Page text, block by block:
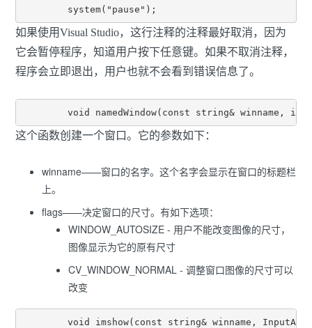
	system("pause");
如果使用Visual Studio，这行注释的注释最好取消，因为
它会暂停程序，知道用户按下任意键。如果不取消注释，
程序会立即退出，用户也就不会看到错误信息了。
void namedWindow(const string& winname,
这个函数创建一个窗口。它的参数如下：
winname——窗口的名字。这个名字会显示在窗口的标题栏
上。
flags——决定窗口的尺寸。有如下选项：
WINDOW_AUTOSIZE - 用户不能改变图像的尺寸，
图像显示为它的原有尺寸
CV_WINDOW_NORMAL - 调整窗口图像的尺寸可以
改变
void imshow(const string& winname,